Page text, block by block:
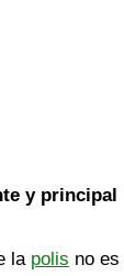
y principal
la polis no